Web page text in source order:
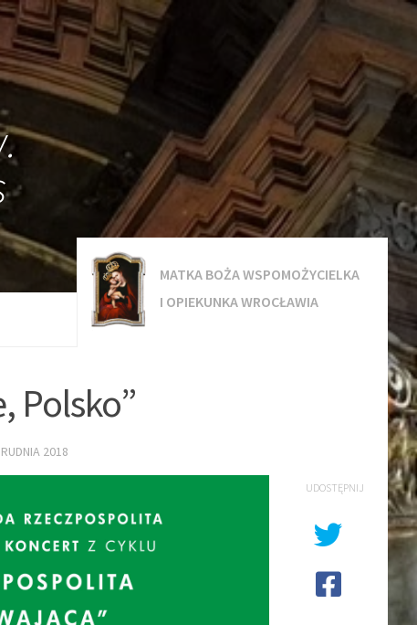
MATKA BOŻA WSPOMOŻYCIELKA
I OPIEKUNKA WROCŁAWIA
Polsko”
2018
UDOSTĘPNIJ